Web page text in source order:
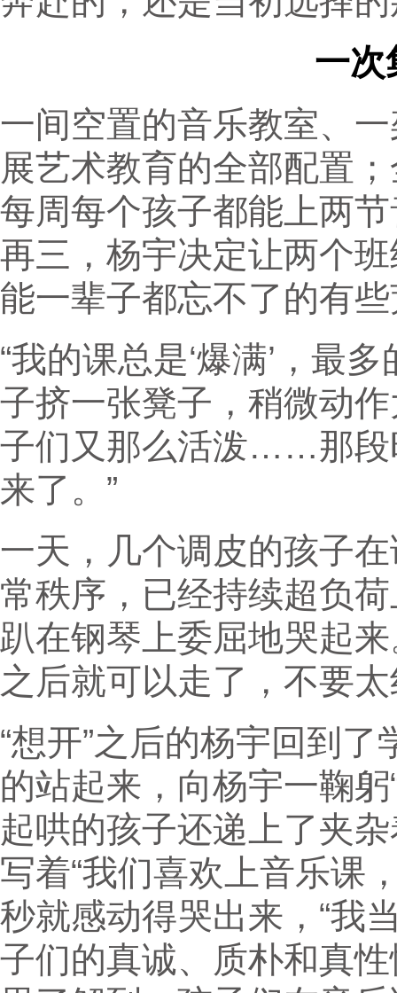
一次
一间空置的音乐教室、
展艺术教育的全部配置
每周每个孩子都能上两
再三，杨宇决定让两个
能一辈子都忘不了的有
“我的课总是‘爆满’，最
子挤一张凳子，稍微动
子们又那么活泼……那段
来了。”
一天，几个调皮的孩子
常秩序，已经持续超负
趴在钢琴上委屈地哭起
之后就可以走了，不要太
“想开”之后的杨宇回到
的站起来，向杨宇一鞠
起哄的孩子还递上了夹
写着“我们喜欢上音乐课
秒就感动得哭出来，“我
子们的真诚、质朴和真